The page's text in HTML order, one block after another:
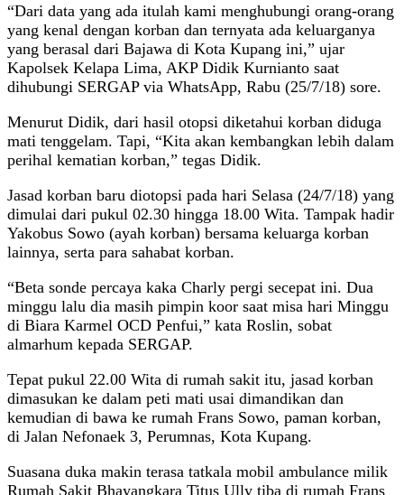
“Dari data yang ada itulah kami menghubungi orang-orang
yang kenal dengan korban dan ternyata ada keluarganya
yang berasal dari Bajawa di Kota Kupang ini,” ujar
Kapolsek Kelapa Lima, AKP Didik Kurnianto saat
dihubungi SERGAP via WhatsApp, Rabu (25/7/18) sore.
Menurut Didik, dari hasil otopsi diketahui korban diduga
mati tenggelam. Tapi, “Kita akan kembangkan lebih dalam
perihal kematian korban,” tegas Didik.
Jasad korban baru diotopsi pada hari Selasa (24/7/18) yang
dimulai dari pukul 02.30 hingga 18.00 Wita. Tampak hadir
Yakobus Sowo (ayah korban) bersama keluarga korban
lainnya, serta para sahabat korban.
“Beta sonde percaya kaka Charly pergi secepat ini. Dua
minggu lalu dia masih pimpin koor saat misa hari Minggu
di Biara Karmel OCD Penfui,” kata Roslin, sobat
almarhum kepada SERGAP.
Tepat pukul 22.00 Wita di rumah sakit itu, jasad korban
dimasukan ke dalam peti mati usai dimandikan dan
kemudian di bawa ke rumah Frans Sowo, paman korban,
di Jalan Nefonaek 3, Perumnas, Kota Kupang.
Suasana duka makin terasa tatkala mobil ambulance milik
Rumah Sakit Bhayangkara Titus Ully tiba di rumah Frans